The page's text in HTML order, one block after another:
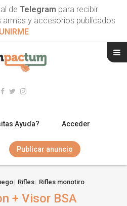
de Telegram para recibir
armas y accesorios publicados
UNIRME
Ayuda? Acceder
Publicar anuncio
Rifles Rifles monotiro
+ Visor BSA